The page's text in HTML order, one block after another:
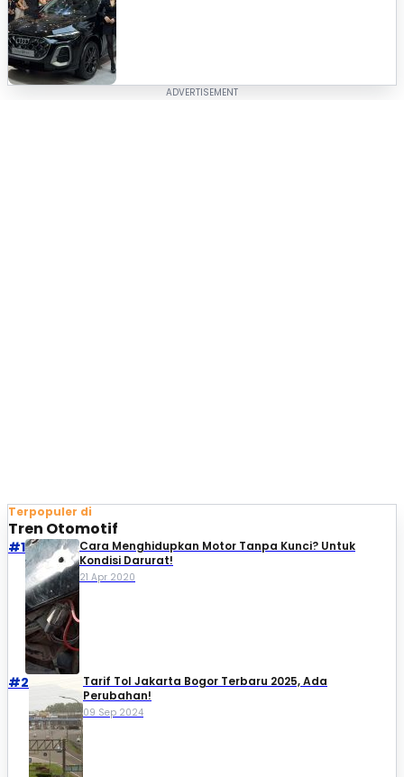
Terpopuler di
Tren Otomotif
#1
Cara Menghidupkan Motor Tanpa Kunci? Untuk
Kondisi Darurat!
21 Apr 2020
#2
Tarif Tol Jakarta Bogor Terbaru 2025, Ada
Perubahan!
09 Sep 2024